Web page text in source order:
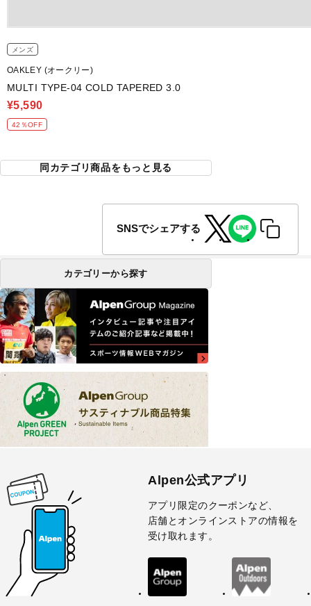
メンズ
OAKLEY (オークリー)
MULTI TYPE-04 COLD TAPERED 3.0
¥5,590
42％OFF
同カテゴリ商品をもっと見る
SNSでシェアする
カテゴリーから探す
Alpen公式アプリ
アプリ限定のクーポンなど、
店舗とオンラインストアの情報を
受け取れます。